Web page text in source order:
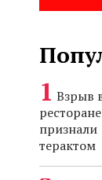
Взрыв
признали
терактом